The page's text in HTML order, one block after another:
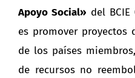
Apoyo Social» del BCIE
es promover proyectos
de los países
de recursos no